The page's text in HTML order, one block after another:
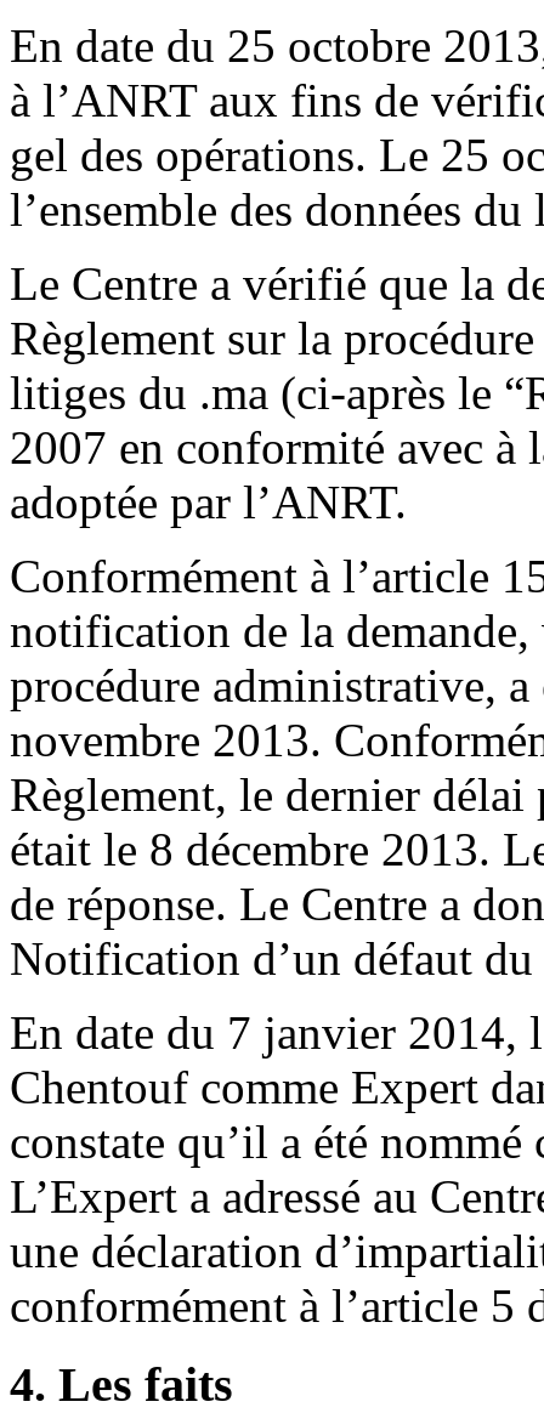
En date du 25 octobre
à l’ANRT aux fins de
gel des opérations. Le 25
l’ensemble des données
Le Centre a vérifié que la
Règlement sur la
litiges du .ma (ci-après le
2007 en conformité avec à
adoptée par l’ANRT.
Conformément à l’article
notification de la
procédure administrative, a
novembre 2013.
Règlement, le dernier
était le 8 décembre 2013.
de réponse. Le Centre a
Notification d’un défaut
En date du 7 janvier 2014,
Chentouf comme Expert
constate qu’il a été
L’Expert a adressé au
une déclaration
conformément à l’article 5
4. Les faits